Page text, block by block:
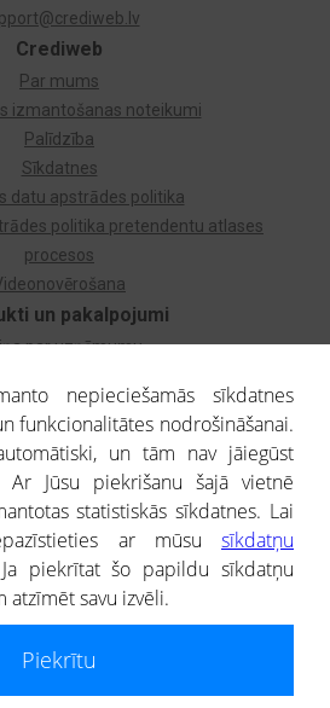
un pakalpojumi
par uzņēmumu
Dzimtas koks
atlase
Monitorings
par ārvalstu uzņēmumiem
Crediweb
Par mums
izmantošanas noteikumi
Palīdzība
Sīkdatnes
datu apstrādes politika
politika pretendentu atlases
procesos
ir uzziņas raksturs, un tai nav
nepieciešamās sīkdatnes
funkcionalitātes nodrošināšanai.
un tām nav jāiegūst
Ar Jūsu piekrišanu šajā vietnē
statistiskās sīkdatnes. Lai
ar mūsu sīkdatņu
piekrītat šo papildu sīkdatņu
atzīmēt savu izvēli.
Piekrītu